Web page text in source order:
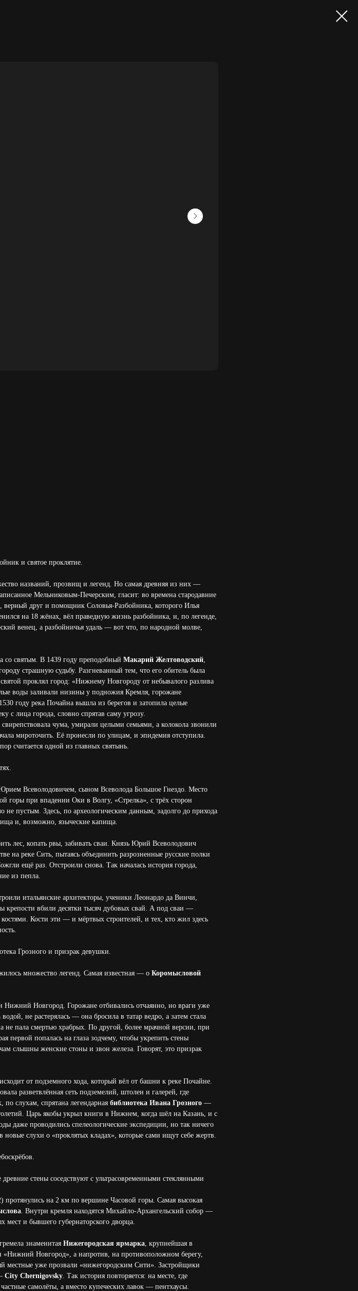
и святое проклятие.
названий, прозвищ и легенд. Но самая древняя из них —
Мельниковым-Печерским, гласит: во времена стародавние
, верный друг и помощник Соловья-Разбойника, которого Илья
на 18 жёнах, вёл праведную жизнь разбойника, и, по легенде,
венец, а разбойничья удаль — вот что, по народной молве,
со святым. В 1439 году преподобный Макарий Желтоводский,
страшную судьбу. Разгневанный тем, что его обитель была
проклял город: «Нижнему Новгороду от небывалого разлива
воды заливали низины у подножия Кремля, горожане
году река Почайна вышла из берегов и затопила целые
с лица города, словно спрятав саму угрозу.
чума, умирали целыми семьями, а колокола звонили
мироточить. Её пронесли по улицам, и эпидемия отступила.
считается одной из главных святынь.
Всеволодовичем, сыном Всеволода Большое Гнездо. Место
горы при впадении Оки в Волгу, «Стрелка», с трёх сторон
пустым. Здесь, по археологическим данным, задолго до прихода
и, возможно, языческие капища.
лес, копать рвы, забивать сваи. Князь Юрий Всеволодович
на реке Сить, пытаясь объединить разрозненные русские полки
ещё раз. Отстроили снова. Так началась история города,
из пепла.
итальянские архитекторы, ученики Леонардо да Винчи,
крепости вбили десятки тысяч дубовых свай. А под сваи —
Кости эти — и мёртвых строителей, и тех, кто жил здесь
Грозного и призрак девушки.
множество легенд. Самая известная — о Коромысловой
Нижний Новгород. Горожане отбивались отчаянно, но враги уже
не растерялась — она бросила в татар ведро, а затем стала
не пала смертью храбрых. По другой, более мрачной версии, при
первой попалась на глаза зодчему, чтобы укрепить стены
слышны женские стоны и звон железа. Говорят, это призрак
от подземного хода, который вёл от башни к реке Почайне.
разветвлённая сеть подземелий, штолен и галерей, где
слухам, спрятана легендарная библиотека Ивана Грозного —
Царь якобы укрыл книги в Нижнем, когда шёл на Казань, и с
даже проводились спелеологические экспедиции, но так ничего
слухи о «проклятых кладах», которые сами ищут себе жертв.
стены соседствуют с ультрасовременными стеклянными
на 2 км по вершине Часовой горы. Самая высокая
. Внутри кремля находятся Михайло-Архангельский собор —
и бывшего губернаторского дворца.
знаменитая Нижегородская ярмарка, крупнейшая в
«Нижний Новгород», а напротив, на противоположном берегу,
местные уже прозвали «нижегородским Сити». Застройщики
City Chernigovsky. Так история повторяется: на месте, где
самолёты, а вместо купеческих лавок — пентхаусы.